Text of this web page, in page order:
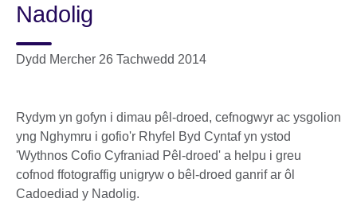
Nadolig
Dydd Mercher 26 Tachwedd 2014
Rydym yn gofyn i dimau pêl-droed, cefnogwyr ac ysgolion
yng Nghymru i gofio'r Rhyfel Byd Cyntaf yn ystod
'Wythnos Cofio Cyfraniad Pêl-droed' a helpu i greu
cofnod ffotograffig unigryw o bêl-droed ganrif ar ôl
Cadoediad y Nadolig.